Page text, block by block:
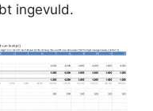
ingevuld.